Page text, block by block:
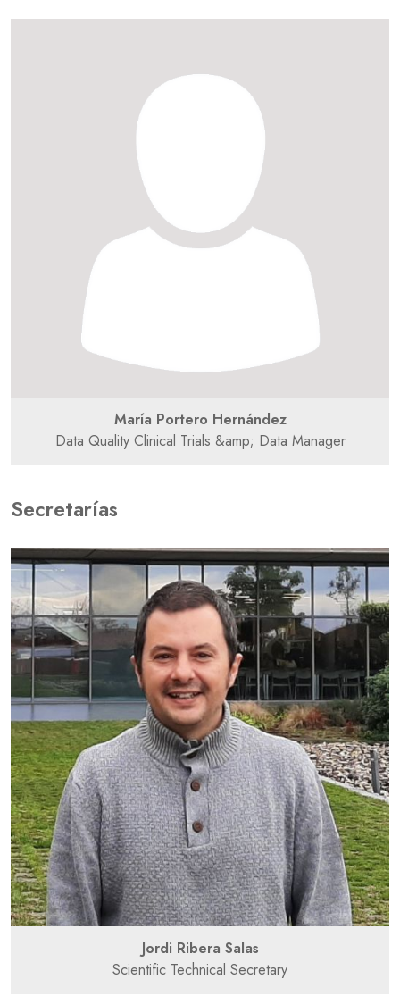
María Portero Hernández
Data Quality Clinical Trials &amp; Data Manager
Secretarías
Jordi Ribera Salas
Scientific Technical Secretary